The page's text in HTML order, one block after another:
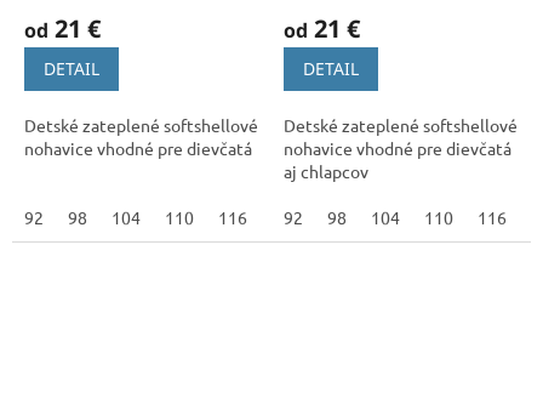
od 21 €
DETAIL
Detské zateplené softshellové
nohavice vhodné pre dievčatá
92 98 104 110 116 122 128 134 140 146
od 21 €
DETAIL
Detské zateplené softshellové
nohavice vhodné pre dievčatá
aj chlapcov
92 98 104 110 116